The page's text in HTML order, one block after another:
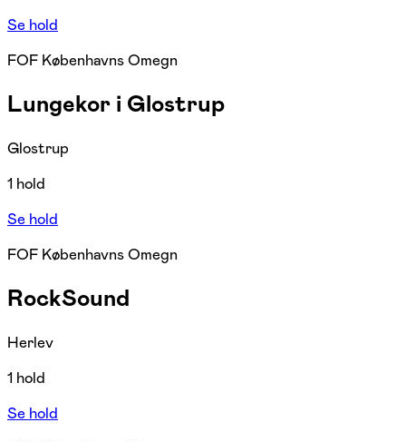
Se hold
FOF Københavns Omegn
Lungekor i Glostrup
Glostrup
1 hold
Se hold
FOF Københavns Omegn
RockSound
Herlev
1 hold
Se hold